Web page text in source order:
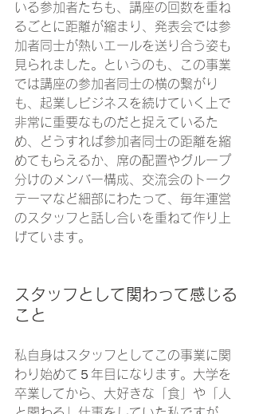
いる参加者たちも、講座の回数を重ね
るごとに距離が縮まり、発表会では参
加者同士が熱いエールを送り合う姿も
見られました。というのも、この事業
では講座の参加者同士の横の繋がり
も、起業しビジネスを続けていく上で
非常に重要なものだと捉えているた
め、どうすれば参加者同士の距離を縮
めてもらえるか、席の配置やグループ
分けのメンバー構成、交流会のトーク
テーマなど細部にわたって、毎年運営
のスタッフと話し合いを重ねて作り上
げています。
スタッフとして関わって感じる
こと
私自身はスタッフとしてこの事業に関
わり始めて５年目になります。大学を
卒業してから、大好きな「食」や「人